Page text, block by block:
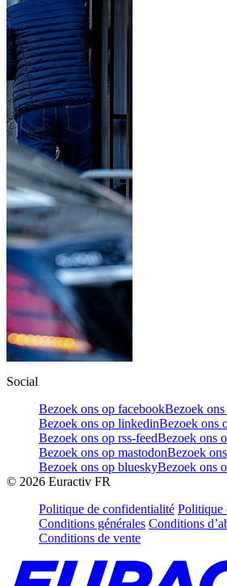
Social
Bezoek ons op facebookBezoek
Bezoek ons op linkedinBezoek ons
Bezoek ons op rss-feedBezoek ons
Bezoek ons op mastodonBezoek
Bezoek ons op blueskyBezoek ons
© 2026 Euractiv FR
Politique de confidentialité Politique
Conditions générales Conditions
Conditions de vente